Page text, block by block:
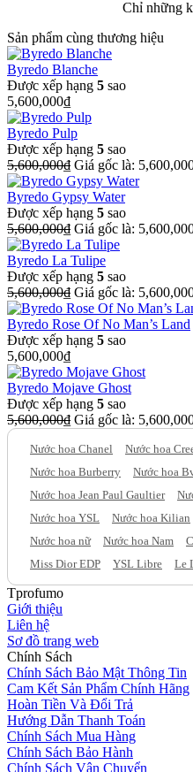
Chỉ những
Sản phẩm cùng thương hiệu
Byredo Blanche
Được xếp hạng 5 sao
5,600,000₫
Byredo Pulp
Được xếp hạng 5 sao
5,600,000₫ Giá gốc là:
Byredo Gypsy Water
Được xếp hạng 5 sao
5,600,000₫ Giá gốc là:
Byredo La Tulipe
Được xếp hạng 5 sao
5,600,000₫ Giá gốc là:
Byredo Rose Of No Man’s Land
Được xếp hạng 5 sao
5,600,000₫
Byredo Mojave Ghost
Được xếp hạng 5 sao
5,600,000₫ Giá gốc là:
Nước hoa Chanel Nước hoa
Nước hoa Burberry
Nước hoa
Nước hoa Jean Paul Gaultier
Nước hoa YSL
Nước hoa Kilian
Nước hoa nữ
Nước hoa Nam
Miss Dior EDP
YSL Libre Le
Tprofumo
Giới thiệu
Liên hệ
Sơ đồ trang web
Chính Sách
Chính Sách Bảo Mật Thông Tin
Cam Kết Sản Phẩm Chính Hãng
Hoàn Tiền Và Đổi Trả
Hướng Dẫn Thanh Toán
Chính Sách Mua Hàng
Chính Sách Bảo Hành
Chính Sách Vận Chuyển